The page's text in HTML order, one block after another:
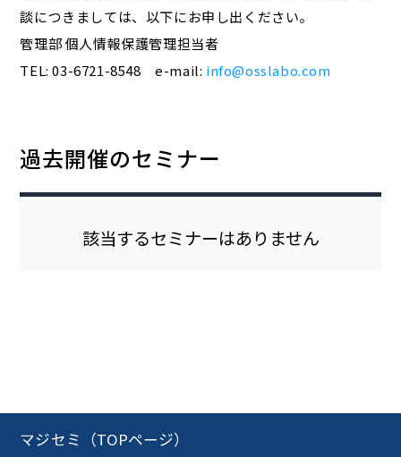
談につきましては、以下にお申し出ください。
管理部 個人情報保護管理担当者
TEL: 03-6721-8548 e-mail: info@osslabo.com
過去開催のセミナー
該当するセミナーはありません
マジセミ（TOPページ）